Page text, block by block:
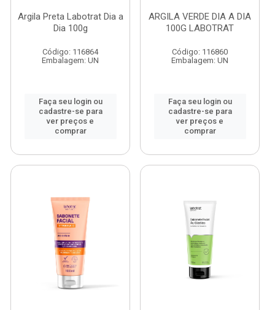
Argila Preta Labotrat Dia a
Dia 100g
Código: 116864
Embalagem: UN
Faça seu login ou
cadastre-se para
ver preços e
comprar
ARGILA VERDE DIA A DIA
100G LABOTRAT
Código: 116860
Embalagem: UN
Faça seu login ou
cadastre-se para
ver preços e
comprar